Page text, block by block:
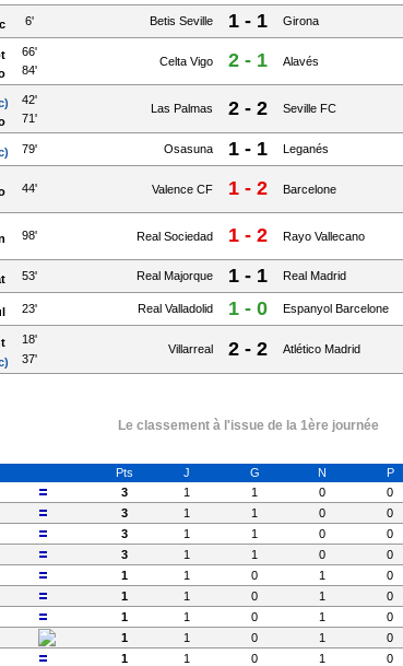
6' Betis Seville 1 - 1 Girona
66'
84'
Celta Vigo 2 - 1 Alavés
42'
71'
Las Palmas 2 - 2 Seville FC
79' Osasuna 1 - 1 Leganés
44' Valence CF 1 - 2 Barcelone
98' Real Sociedad 1 - 2 Rayo Vallecano
53' Real Majorque 1 - 1 Real Madrid
23' Real Valladolid 1 - 0 Espanyol Barcelone
18'
37'
Villarreal 2 - 2 Atlético Madrid
Le classement à l'issue de la 1ère journée
Pts J G N P
3 1 1 0 0
3 1 1 0 0
3 1 1 0 0
3 1 1 0 0
1 1 0 1 0
1 1 0 1 0
1 1 0 1 0
1 1 0 1 0
1 1 0 1 0